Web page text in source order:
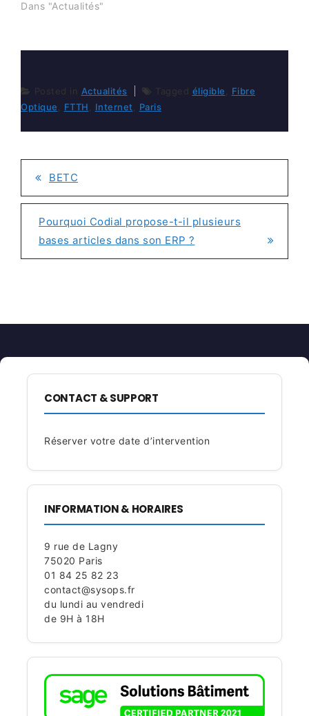
Dans "Actualités"
Posted in Actualités Tagged éligible
Fibre
Optique
FTTH Internet Paris
NAVIGATION
DE
L’ARTICLE
BETC
Pourquoi Codial propose-t-il plusieurs
bases articles dans son ERP ?
CONTACT & SUPPORT
Réserver votre date d’intervention
INFORMATION & HORAIRES
9 rue de Lagny
75020 Paris
01 84 25 82 23
contact@sysops.fr
du lundi au vendredi
de 9H à 18H